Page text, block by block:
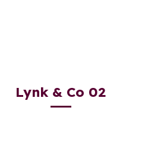
Lynk & Co 02